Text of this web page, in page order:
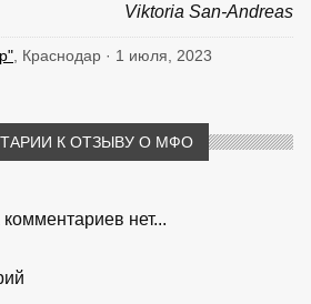
Viktoria San-Andreas
, Краснодар · 1 июля, 2023
К ОТЗЫВУ О МФО
комментариев нет...